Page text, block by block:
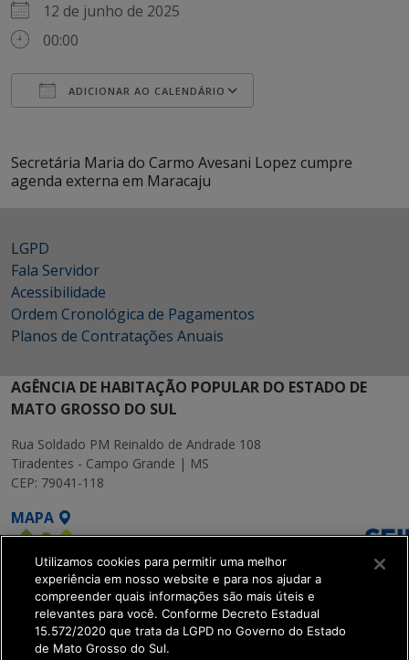
12 de junho de 2025
00:00
ADICIONAR AO CALENDÁRIO
Secretária Maria do Carmo Avesani Lopez cumpre
agenda externa em Maracaju
LGPD
Fala Servidor
Acessibilidade
Ordem Cronológica de Pagamentos
Planos de Contratações Anuais
AGÊNCIA DE HABITAÇÃO POPULAR DO ESTADO DE
MATO GROSSO DO SUL
Rua Soldado PM Reinaldo de Andrade 108
Tiradentes - Campo Grande | MS
CEP: 79041-118
MAPA
SETDIG | Secretaria-
Utilizamos cookies para permitir uma melhor
experiência em nosso website e para nos ajudar a
compreender quais informações são mais úteis e
relevantes para você. Conforme Decreto Estadual
15.572/2020 que trata da LGPD no Governo do Estado
de Mato Grosso do Sul.